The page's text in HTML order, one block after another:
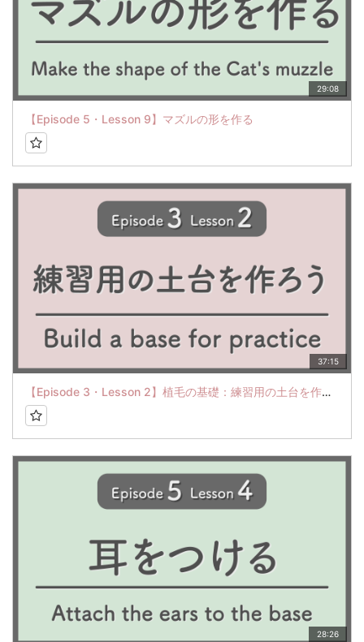
29:08
【Episode 5・Lesson 9】マズルの形を作る
37:15
【Episode 3・Lesson 2】植毛の基礎：練習用の土台を作ろう
28:26